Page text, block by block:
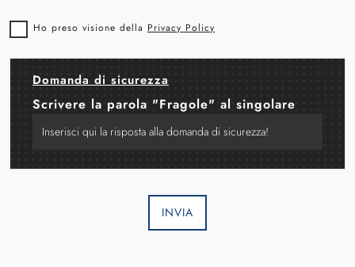
Ho preso visione della Privacy Policy
Domanda di sicurezza
Scrivere la parola "Fragole" al singolare
INVIA